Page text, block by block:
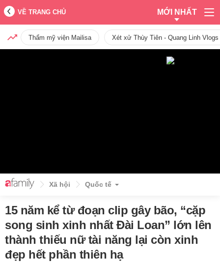
VỀ TRANG CHỦ MỚI NHẤT
Thẩm mỹ viện Mailisa Xét xử Thùy Tiên - Quang Linh
Xã hội Quốc tế
15 năm kể từ đoạn clip gây bão, “cặp
song sinh xinh nhất Đài Loan” lớn lên
thành thiếu nữ tài năng lại còn xinh
đẹp hết phần thiên hạ